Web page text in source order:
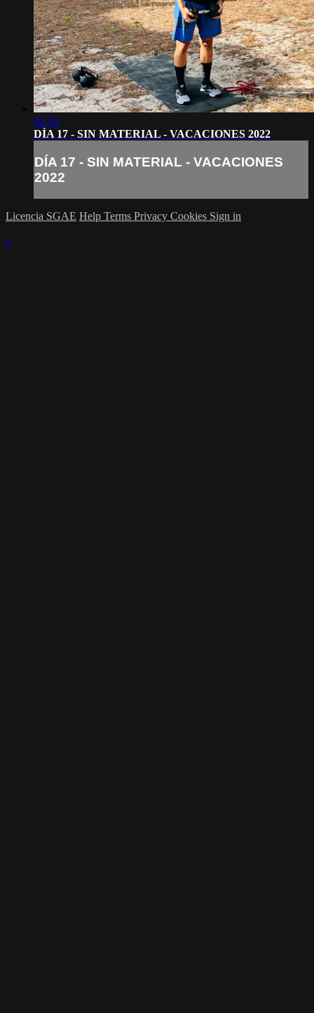
42:54
DÍA 17 - SIN MATERIAL - VACACIONES 2022
DÍA 17 - SIN MATERIAL - VACACIONES
2022
Licencia SGAE Help Terms Privacy Cookies Sign in
×